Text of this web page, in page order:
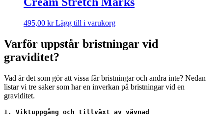
495,00 kr Lägg till i varukorg
Varför uppstår bristningar vid
graviditet?
Vad är det som gör att vissa får bristningar och andra inte? Nedan
listar vi tre saker som har en inverkan på bristningar vid en
graviditet.
1. Viktuppgång och tillväxt av vävnad